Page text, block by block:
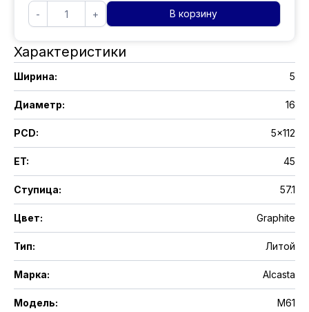
Характеристики
Ширина: 5
Диаметр: 16
PCD: 5x112
ET: 45
Ступица: 57.1
Цвет: Graphite
Тип: Литой
Марка: Alcasta
Модель: M61
- + В корзину